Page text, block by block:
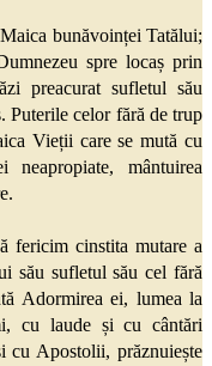
bunăvoinței Tatălui;
spre locaș prin
preacurat sufletul său
Puterile celor fără de trup
Vieții care se mută cu
mântuirea
fericim cinstita mutare a
său sufletul său cel fără
Adormirea ei, lumea la
cu laude și cu cântări
cu Apostolii, prăznuiește